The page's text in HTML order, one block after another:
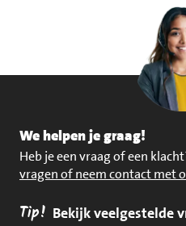
We helpen je graag!
Heb je een vraag of een
vragen of neem contact met
Tip! Bekijk veelgestelde